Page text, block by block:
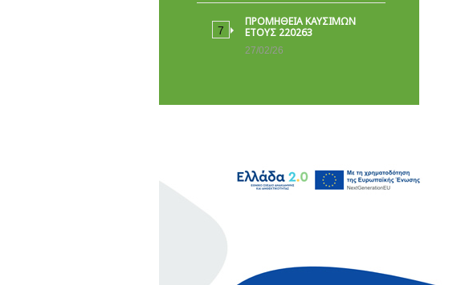
ΠΡΟΜΗΘΕΙΑ ΚΑΥΣΙΜΩΝ
ΕΤΟΥΣ 220263
27/02/26